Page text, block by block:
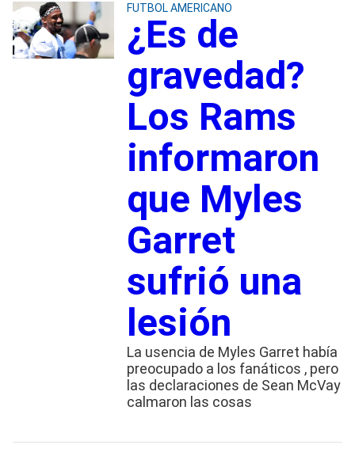
FUTBOL AMERICANO
¿Es de
gravedad?
Los Rams
informaron
que Myles
Garret
sufrió una
lesión
La usencia de Myles Garret había
preocupado a los fanáticos , pero
las declaraciones de Sean McVay
calmaron las cosas